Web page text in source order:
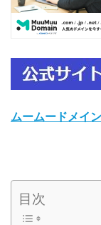
ムームードメイン
目次